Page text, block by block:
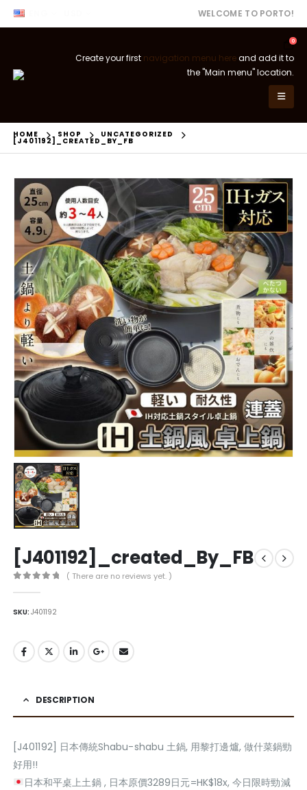
WELCOME TO PORTO!
0
Create your first navigation menu hereand add it to
the "Main menu" location.
HOME SHOP UNCATEGORIZED
[J401192]_CREATED_BY_FB
[J401192]_created_By_FB
( There are no reviews yet. )
SKU:J401192
DESCRIPTION
[J401192] 日本傳統Shabu-shabu 土鍋, 用黎打邊爐, 做什菜鍋勁
好用!!
日本和平桌上土鍋 , 日本原價3289日元=HK$18x, 今日限時勁減